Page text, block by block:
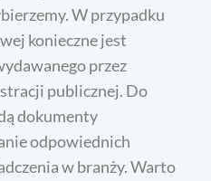
W przypadku
konieczne jest
przez
publicznej. Do
dokumenty
odpowiednich
w branży. Warto